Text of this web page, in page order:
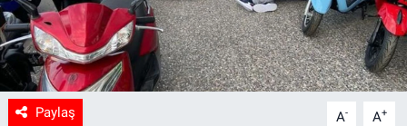
Paylaş A- A+
Yaşam
Tarım